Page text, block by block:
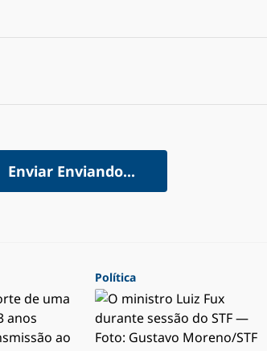
Enviar Enviando...
Política